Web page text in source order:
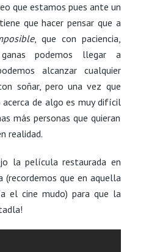
que estamos pues ante un
que hacer pensar que a
, que con paciencia,
podemos llegar a
alcanzar cualquier
soñar, pero una vez que
acerca de algo es muy difícil
más personas que quieran
realidad.
la película restaurada en
(recordemos que en aquella
el cine mudo) para que la